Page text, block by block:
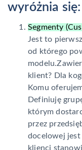
wyróżnia się:
Segmenty
Jest to
od którego
klient? Dla
Komu
Definiuję
którym
przez
docelowej jest
klienci